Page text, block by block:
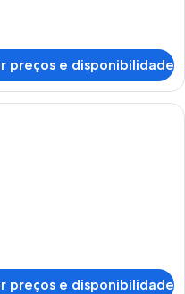
preços e disponibilidade
cama bem arrumada com
preços e disponibilidade